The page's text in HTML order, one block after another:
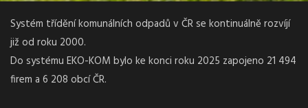
Systém třídění komunálních odpadů v ČR se kontinuálně rozvíjí
již od roku 2000.
Do systému EKO-KOM bylo ke konci roku 2025 zapojeno 21 494
firem a 6 208 obcí ČR.